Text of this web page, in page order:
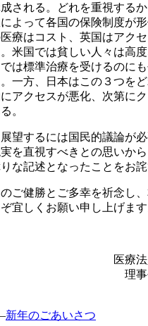
される。どれを重視する
よって各国の保険制度が
療はコスト、英国はアク
米国では貧しい人々は高
は標準治療を受けるのに
一方、日本はこの３つを
アクセスが悪化、次第に
。
望するには国民的議論が
を直視すべきとの思いか
な記述となったことをお詫
ご健勝とご多幸を祈念し
宜しくお願い申し上げます
医療
理
新年のごあいさつ